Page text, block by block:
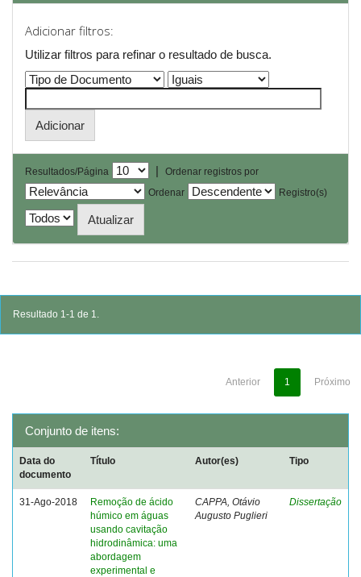
Adicionar filtros:
Utilizar filtros para refinar o resultado de busca.
Resultados/Página |
Ordenar registros por
Ordenar
Registro(s)
Resultado 1-1 de 1.
Anterior 1 Próximo
Conjunto de itens:
Data do
documento
Título Autor(es) Tipo
31-Ago-2018
Remoção de ácido
húmico em águas
usando cavitação
hidrodinâmica: uma
abordagem
experimental e
CAPPA, Otávio
Augusto Puglieri
Dissertação